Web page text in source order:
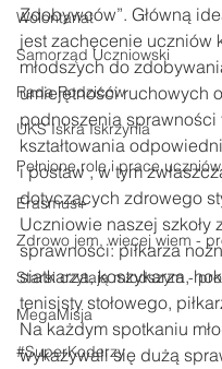
Wolontariat
Samorząd Uczniowski
Rada Rodziców
UKS Iskra Iskrzynia
Pełnione role i prace uczniów
Erasmus+
Zdrowo jem, więcej wiem -
Starsi czytają młodszym -
MegaMisja
#SuperKoderzy
Zdobywców”. Główną
jest zachęcenie uczniów
młodszych do
umiejętności ruchowych
podnoszenia sprawności
kształtowania
i postaw , w tym
dotyczących zdrowego
Uczniowie naszej szkoły
sprawności: piłkarza
siatkarza, koszykarza,
tenisisty stołowego,
Na każdym spotkaniu
wykazywali się dużą